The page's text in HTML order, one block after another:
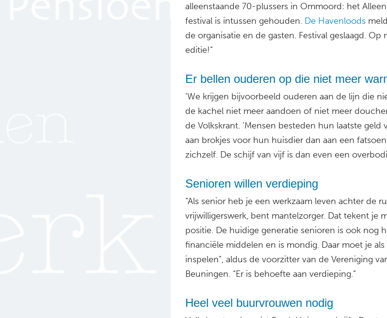
alleenstaande 70-plussers in Ommoord: het
festival is intussen gehouden. De Havenloods
de organisatie en de gasten. Festival geslaagd. Op
editie!”
Er bellen ouderen op die niet meer
‘We krijgen bijvoorbeeld ouderen aan de lijn die
de kachel niet meer aandoen of niet meer
de Volkskrant. ‘Mensen besteden hun laatste geld
aan brokjes voor hun huisdier dan aan een
zichzelf. De schijf van vijf is dan even een
Senioren willen verdieping
“Als senior heb je een werkzaam leven achter de
vrijwilligerswerk, bent mantelzorger. Dat tekent je
positie. De huidige generatie senioren is ook nog
financiële middelen en is mondig. Daar moet je
inspelen”, aldus de voorzitter van de Vereniging
Beuningen. “Er is behoefte aan verdieping.”
Heel veel buurvrouwen nodig